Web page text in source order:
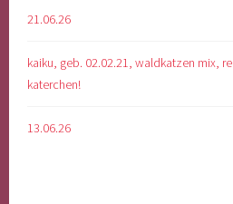
21.06.26
kaiku, geb. 02.02.21, waldkatzen mix,
katerchen!
13.06.26